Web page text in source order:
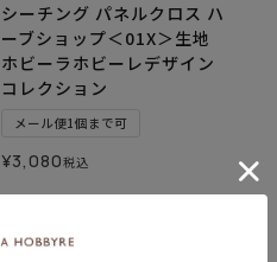
シーチング パネルクロス ハ
ーブショップ＜01X＞生地
ホビーラホビーレデザイン
コレクション
メール便1個まで可
¥3,080税込